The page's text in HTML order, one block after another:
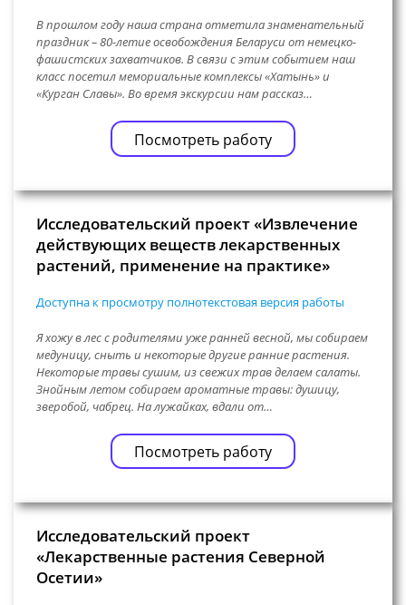
В прошлом году наша страна отметила знаменательный
праздник – 80-летие освобождения Беларуси от немецко-
фашистских захватчиков. В связи с этим событием наш
класс посетил мемориальные комплексы «Хатынь» и
«Курган Славы». Во время экскурсии нам рассказ…
Посмотреть работу
Исследовательский проект «Извлечение
действующих веществ лекарственных
растений, применение на практике»
Доступна к просмотру полнотекстовая версия работы
Я хожу в лес с родителями уже ранней весной, мы собираем
медуницу, сныть и некоторые другие ранние растения.
Некоторые травы сушим, из свежих трав делаем салаты.
Знойным летом собираем ароматные травы: душицу,
зверобой, чабрец. На лужайках, вдали от…
Посмотреть работу
Исследовательский проект
«Лекарственные растения Северной
Осетии»